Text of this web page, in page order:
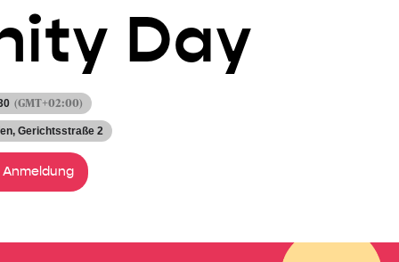
Day
(GMT+02:00)
, Gerichtsstraße 2
Anmeldung